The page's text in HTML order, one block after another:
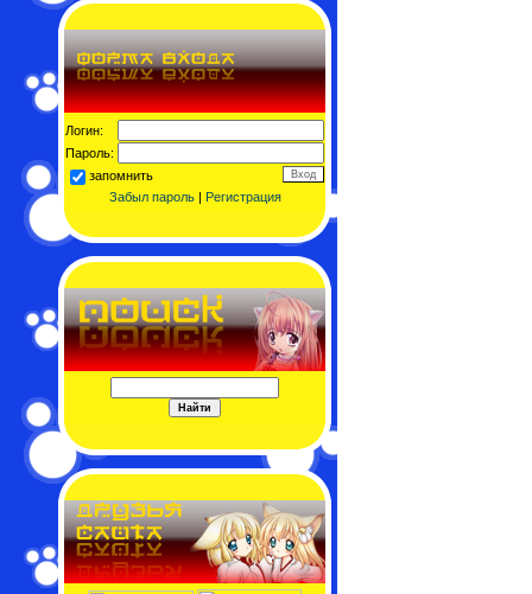
Логин:
Пароль:
запомнить
Забыл пароль| Регистрация